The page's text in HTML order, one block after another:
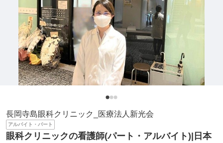
長岡寺島眼科クリニック_医療法人新光会
アルバイト・パート
眼科クリニックの看護師(パート・アルバイト)|日本